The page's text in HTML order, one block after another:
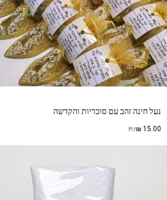
נעל חינה זהב עם סוכריות והקדשה
₪15.00 /יח